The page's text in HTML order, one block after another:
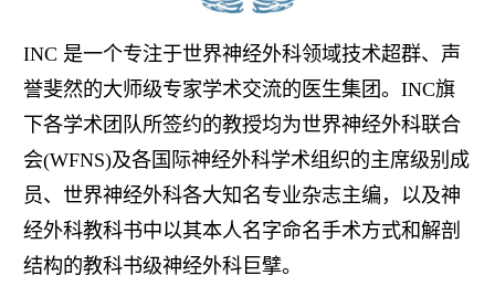
INC 是一个专注于世界神经外科领域技术超群、声
誉斐然的大师级专家学术交流的医生集团。INC旗
下各学术团队所签约的教授均为世界神经外科联合
会(WFNS)及各国际神经外科学术组织的主席级别成
员、世界神经外科各大知名专业杂志主编，以及神
经外科教科书中以其本人名字命名手术方式和解剖
结构的教科书级神经外科巨擘。